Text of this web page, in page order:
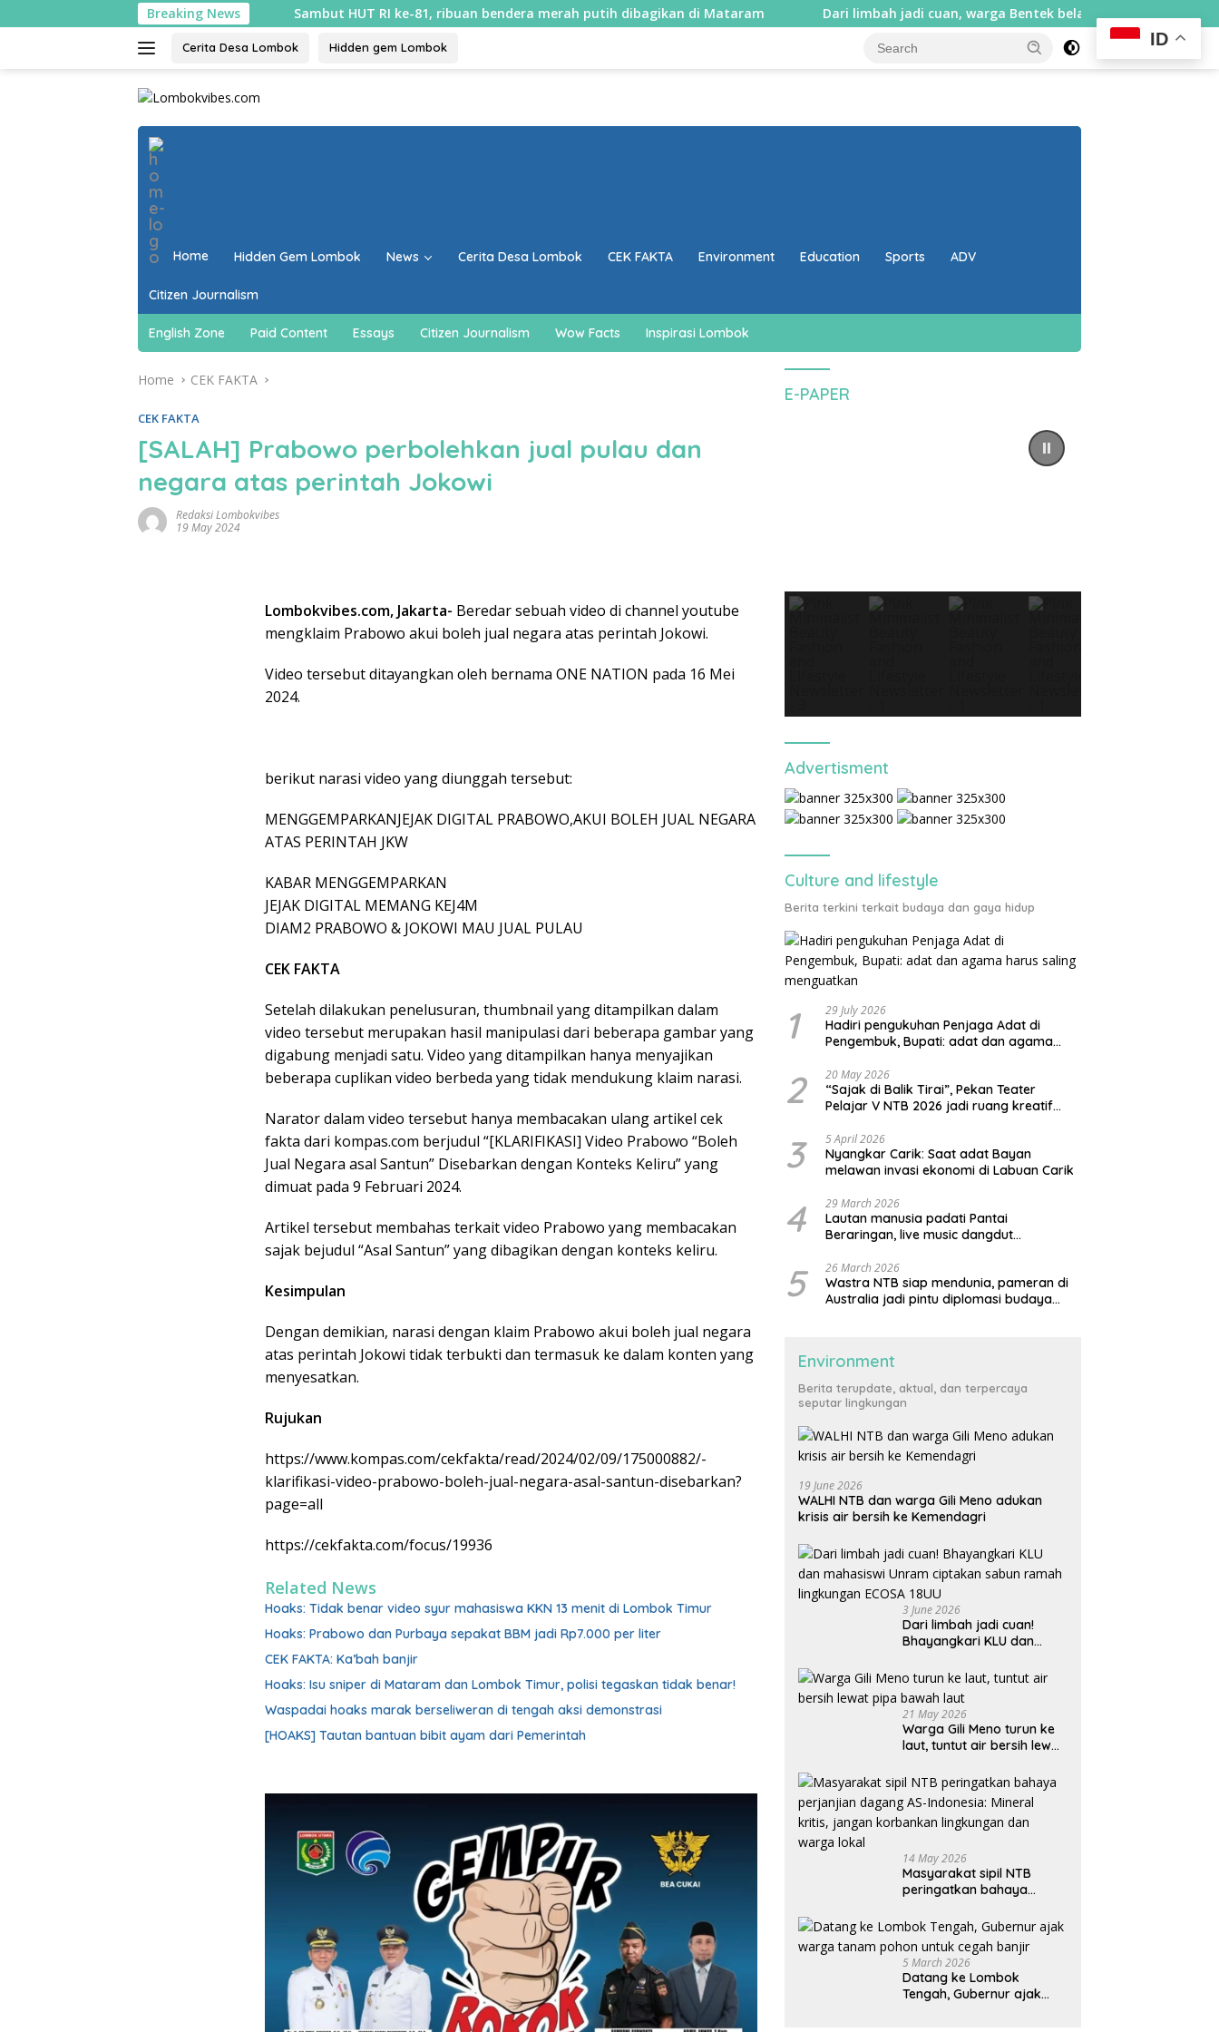
to
Breaking News
Sambut HUT RI ke-81, ribuan bendera merah putih dibagikan di Mataram Dari limbah jadi cuan, warga Bentek belajar bikin spons sabut kelapa dan sabun
Cerita Desa Lombok Hidden gem Lombok
Home Hidden Gem Lombok News Cerita Desa Lombok CEK FAKTA Environment Education Sports ADV
Citizen Journalism
English Zone Paid Content Essays Citizen Journalism Wow Facts Inspirasi Lombok
Home CEK FAKTA
CEK FAKTA
[SALAH] Prabowo perbolehkan jual pulau dan
negara atas perintah Jokowi
Redaksi Lombokvibes
19 May 2024
Lombokvibes.com, Jakarta- Beredar sebuah video di channel youtube
mengklaim Prabowo akui boleh jual negara atas perintah Jokowi.
Video tersebut ditayangkan oleh bernama ONE NATION pada 16 Mei
2024.
berikut narasi video yang diunggah tersebut:
MENGGEMPARKANJEJAK DIGITAL PRABOWO,AKUI BOLEH JUAL NEGARA
ATAS PERINTAH JKW
KABAR MENGGEMPARKAN
JEJAK DIGITAL MEMANG KEJ4M
DIAM2 PRABOWO & JOKOWI MAU JUAL PULAU
CEK FAKTA
Setelah dilakukan penelusuran, thumbnail yang ditampilkan dalam
video tersebut merupakan hasil manipulasi dari beberapa gambar yang
digabung menjadi satu. Video yang ditampilkan hanya menyajikan
beberapa cuplikan video berbeda yang tidak mendukung klaim narasi.
Narator dalam video tersebut hanya membacakan ulang artikel cek
fakta dari kompas.com berjudul “[KLARIFIKASI] Video Prabowo “Boleh
Jual Negara asal Santun” Disebarkan dengan Konteks Keliru” yang
dimuat pada 9 Februari 2024.
Artikel tersebut membahas terkait video Prabowo yang membacakan
sajak bejudul “Asal Santun” yang dibagikan dengan konteks keliru.
Kesimpulan
Dengan demikian, narasi dengan klaim Prabowo akui boleh jual negara
atas perintah Jokowi tidak terbukti dan termasuk ke dalam konten yang
menyesatkan.
Rujukan
https://www.kompas.com/cekfakta/read/2024/02/09/175000882/-
klarifikasi-video-prabowo-boleh-jual-negara-asal-santun-disebarkan?
page=all
https://cekfakta.com/focus/19936
Related News
Hoaks: Tidak benar video syur mahasiswa KKN 13 menit di Lombok Timur
Hoaks: Prabowo dan Purbaya sepakat BBM jadi Rp7.000 per liter
CEK FAKTA: Ka’bah banjir
Hoaks: Isu sniper di Mataram dan Lombok Timur, polisi tegaskan tidak benar!
Waspadai hoaks marak berseliweran di tengah aksi demonstrasi
[HOAKS] Tautan bantuan bibit ayam dari Pemerintah
E-PAPER
Advertisment
Culture and lifestyle
Berita terkini terkait budaya dan gaya hidup
1 29 July 2026
Hadiri pengukuhan Penjaga Adat di
Pengembuk, Bupati: adat dan agama
2 20 May 2026
“Sajak di Balik Tirai”, Pekan Teater
Pelajar V NTB 2026 jadi ruang kreatif
3 5 April 2026
Nyangkar Carik: Saat adat Bayan
melawan invasi ekonomi di Labuan Carik
4 29 March 2026
Lautan manusia padati Pantai
Beraringan, live music dangdut
KLU
5 26 March 2026
Wastra NTB siap mendunia, pameran di
Australia jadi pintu diplomasi budaya
Environment
Berita terupdate, aktual, dan terpercaya
seputar lingkungan
19 June 2026
WALHI NTB dan warga Gili Meno adukan
krisis air bersih ke Kemendagri
3 June 2026
Dari limbah jadi cuan!
Bhayangkari KLU dan
sabun ramah lingkungan
ECOSA 18UU
21 May 2026
Warga Gili Meno turun ke
laut, tuntut air bersih lewat
14 May 2026
Masyarakat sipil NTB
peringatkan bahaya
Indonesia: Mineral kritis,
jangan korbankan
lingkungan dan warga
lokal
5 March 2026
Datang ke Lombok
Tengah, Gubernur ajak
ID